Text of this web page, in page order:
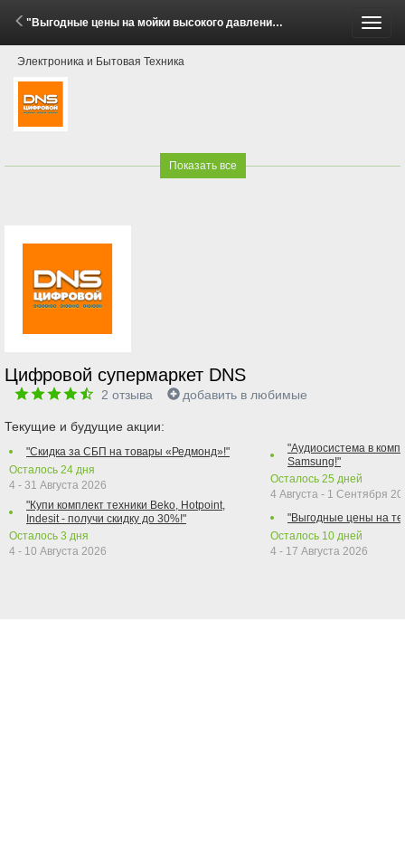
"Выгодные цены на мойки высокого давления Huter!" (1 - 31 Мая 2026)
Электроника и Бытовая Техника
Показать все
Цифровой супермаркет DNS
2 отзыва добавить в любимые
Текущие и будущие акции:
"Скидка за СБП на товары «Редмонд»!"
Осталось 24 дня
4 - 31 Августа 2026
"Купи комплект техники Beko, Hotpoint,
Indesit - получи скидку до 30%!"
Осталось 3 дня
4 - 10 Августа 2026
"Аудиосистема в
Samsung!"
Осталось 25 дней
4 Августа - 1 Сентября
"Выгодные цены на
Осталось 10 дней
4 - 17 Августа 2026